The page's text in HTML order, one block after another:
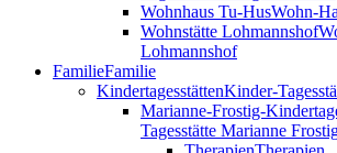
Wohnhaus Tu-HusWohn-
Wohnstätte Lohmannshof
Lohmannshof
FamilieFamilie
Kinder­tages­stättenKinder-
Marianne-Frostig-
Tagesstätte Marianne